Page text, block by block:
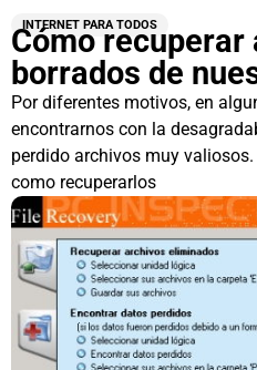
INTERNET PARA TODOS
Cómo recuperar
borrados de
Por diferentes motivos, en
encontrarnos con la
perdido archivos muy
como recuperarlos